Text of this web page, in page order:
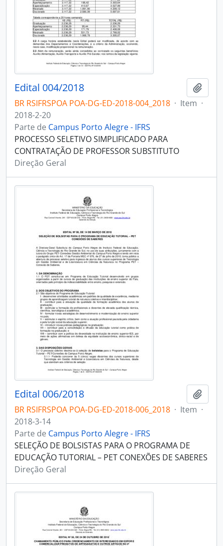
Edital 004/2018
BR RSIFRSPOA POA-DG-ED-2018-004_2018 · Item ·
2018-2-20
Parte de Campus Porto Alegre - IFRS
PROCESSO SELETIVO SIMPLIFICADO PARA
CONTRATAÇÃO DE PROFESSOR SUBSTITUTO
Direção Geral
Edital 006/2018
BR RSIFRSPOA POA-DG-ED-2018-006_2018 · Item ·
2018-3-14
Parte de Campus Porto Alegre - IFRS
SELEÇÃO DE BOLSISTAS PARA O PROGRAMA DE
EDUCAÇÃO TUTORIAL – PET CONEXÕES DE SABERES
Direção Geral